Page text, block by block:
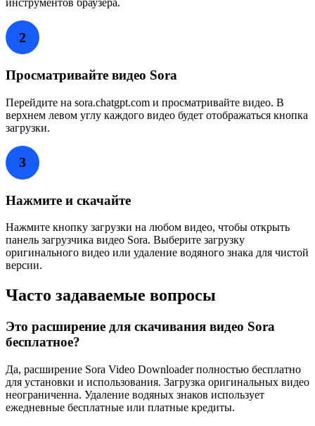
инструментов браузера.
2
Просматривайте видео Sora
Перейдите на sora.chatgpt.com и просматривайте видео. В
верхнем левом углу каждого видео будет отображаться кнопка
загрузки.
3
Нажмите и скачайте
Нажмите кнопку загрузки на любом видео, чтобы открыть
панель загрузчика видео Sora. Выберите загрузку
оригинального видео или удаление водяного знака для чистой
версии.
Часто задаваемые вопросы
Это расширение для скачивания видео Sora
бесплатное?
Да, расширение Sora Video Downloader полностью бесплатно
для установки и использования. Загрузка оригинальных видео
неограниченна. Удаление водяных знаков использует
ежедневные бесплатные или платные кредиты.